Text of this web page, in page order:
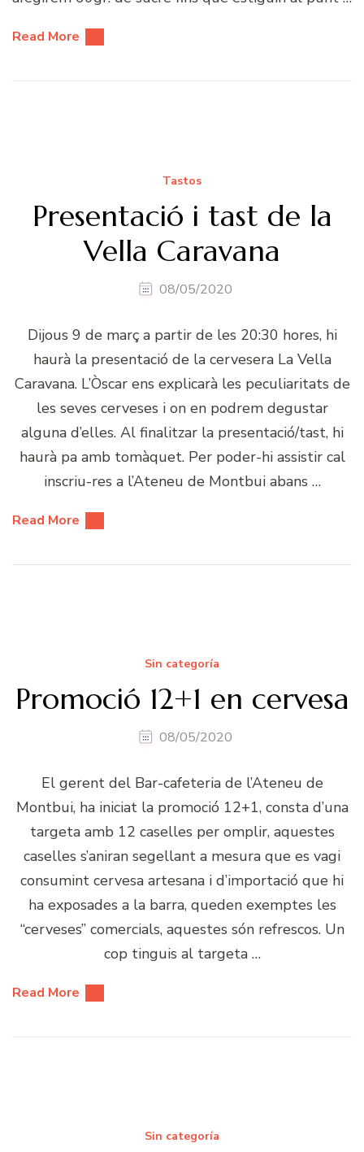
Read More
Tastos
Presentació i tast de la
Vella Caravana
08/05/2020
Dijous 9 de març a partir de les 20:30 hores, hi
haurà la presentació de la cervesera La Vella
Caravana. L’Òscar ens explicarà les peculiaritats de
les seves cerveses i on en podrem degustar
alguna d’elles. Al finalitzar la presentació/tast, hi
haurà pa amb tomàquet. Per poder-hi assistir cal
inscriu-res a l’Ateneu de Montbui abans …
Read More
Sin categoría
Promoció 12+1 en cervesa
08/05/2020
El gerent del Bar-cafeteria de l’Ateneu de
Montbui, ha iniciat la promoció 12+1, consta d’una
targeta amb 12 caselles per omplir, aquestes
caselles s’aniran segellant a mesura que es vagi
consumint cervesa artesana i d’importació que hi
ha exposades a la barra, queden exemptes les
“cerveses” comercials, aquestes són refrescos. Un
cop tinguis al targeta …
Read More
Sin categoría